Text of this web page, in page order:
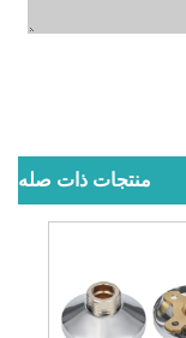
منتجات ذات صله